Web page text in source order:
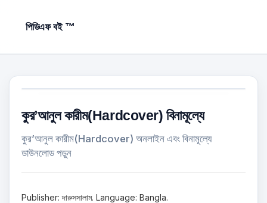
পিডিএফ বই ™
কুর’আনুল কারীম(Hardcover) বিনামূল্যে
কুর’আনুল কারীম(Hardcover) অনলাইন এবং বিনামূল্যে
ডাউনলোড পড়ুন
Publisher: দারুসসালাম. Language: Bangla.